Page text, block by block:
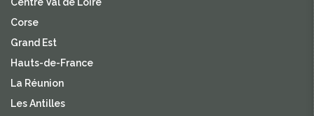
Centre Val de Loire
Corse
Grand Est
Hauts-de-France
La Réunion
Les Antilles